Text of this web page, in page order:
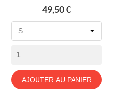
Prix
49,50 €
AJOUTER AU PANIER